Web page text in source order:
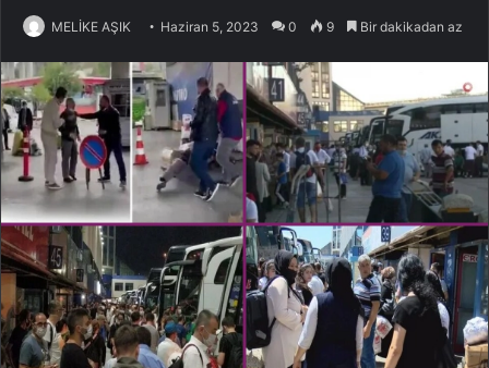
MELİKE AŞIK Haziran 5, 2023 0 9 Bir dakikadan az